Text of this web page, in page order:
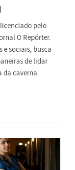
pelo
O Repórter.
e sociais, busca
de lidar
da caverna.